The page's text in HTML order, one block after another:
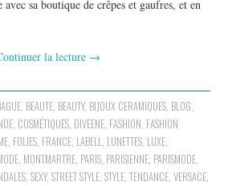
sa boutique de crêpes et gaufres, et en
la lecture →
, BEAUTE, BEAUTY, BIJOUX CERAMIQUES, BLOG,
, COSMÉTIQUES, DIVEENE, FASHION, FASHION
, FOLIES, FRANCE, LABELL, LUNETTES, LUXE,
, MONTMARTRE, PARIS, PARISIENNE, PARISMODE,
,SEXY,STREET STYLE,STYLE,TENDANCE,VERSACE,